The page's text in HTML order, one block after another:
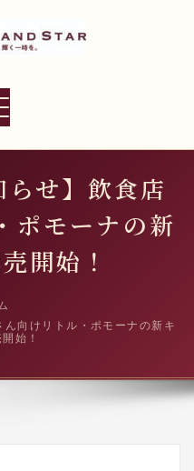
らせ】飲食店
ポモーナの新
開始！
向けリトル・ポモーナの新キ
始！